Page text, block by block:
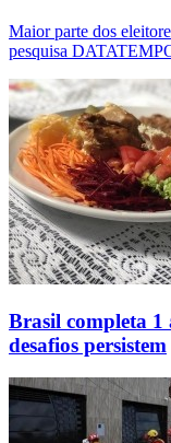
Maior parte dos
pesquisa
Brasil completa
desafios persistem